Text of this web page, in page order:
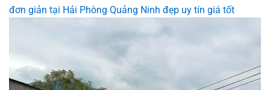
đơn giản tại Hải Phòng Quảng Ninh đẹp uy tín giá tốt